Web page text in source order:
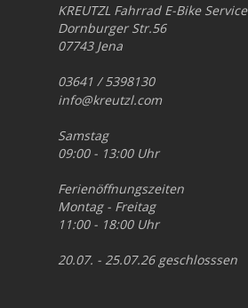
KREUTZL Fahrrad E-Bike Service
Dornburger Str.56
07743 Jena
03641 / 5398130
info@kreutzl.com
Samstag
09:00 - 13:00 Uhr
Ferienöffnungszeiten
Montag - Freitag
11:00 - 18:00 Uhr
20.07. - 25.07.26 geschlosssen